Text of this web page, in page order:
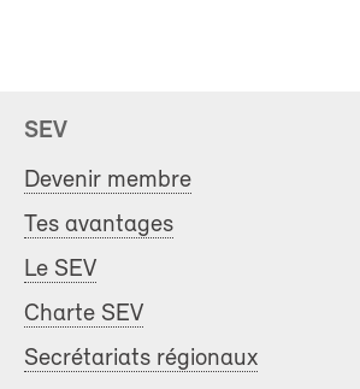
SEV
Devenir membre
Tes avantages
Le SEV
Charte SEV
Secrétariats régionaux